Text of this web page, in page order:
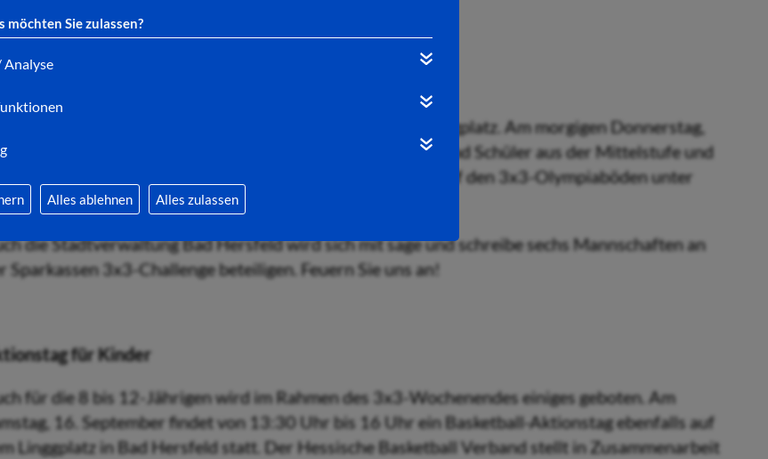
möchten Sie zulassen?
Alles ablehnen Alles zulassen
die Sparkassen 3x3-Challenge kehrt zurück auf den Linggplatz. Am morgigen Donnerstag,
September, messen sich zunächst ab 9 Uhr Schülerinnen und Schüler aus der Mittelstufe und
ab 17 Uhr spielen Firmen mit ihren Mitarbeitern auf den 3x3-Olympiaböden unter
Regeln.
die Stadtverwaltung Bad Hersfeld wird sich mit sage und schreibe sechs Mannschaften an
Sparkassen 3x3-Challenge beteiligen. Feuern Sie uns an!
für Kinder
für die 8 bis 12-Jährigen wird im Rahmen des 3x3-Wochenendes einiges geboten. Am
16. September findet von 13:30 Uhr bis 16 Uhr ein Basketball-Aktionstag ebenfalls auf
Linggplatz in Bad Hersfeld statt. Der Hessische Basketball Verband stellt in Zusammenarbeit